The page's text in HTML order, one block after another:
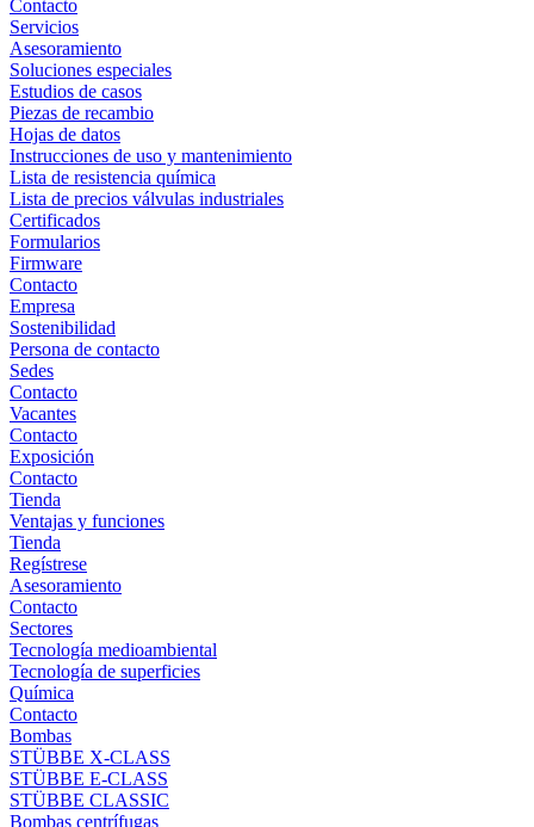
Contacto
Servicios
Asesoramiento
Soluciones especiales
Estudios de casos
Piezas de recambio
Hojas de datos
Instrucciones de uso y mantenimiento
Lista de resistencia química
Lista de precios válvulas industriales
Certificados
Formularios
Firmware
Contacto
Empresa
Sostenibilidad
Persona de contacto
Sedes
Contacto
Vacantes
Contacto
Exposición
Contacto
Tienda
Ventajas y funciones
Tienda
Regístrese
Asesoramiento
Contacto
Sectores
Tecnología medioambiental
Tecnología de superficies
Química
Contacto
Bombas
STÜBBE X-CLASS
STÜBBE E-CLASS
STÜBBE CLASSIC
Bombas centrífugas